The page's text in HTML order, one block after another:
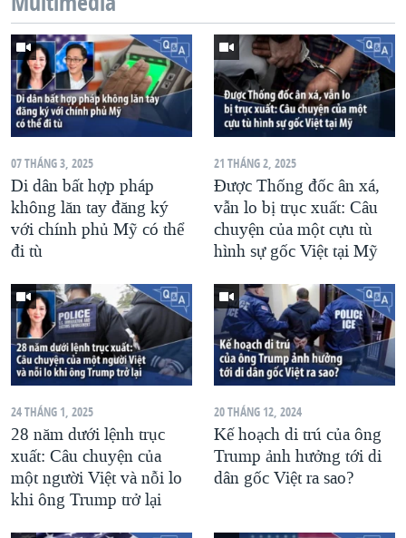
QUAN HỆ VIỆT MỸ
07 THÁNG 3, 2025
Di dân bất hợp pháp
không lăn tay đăng ký
với chính phủ Mỹ có thể
đi tù
21 THÁNG 2, 2025
Được Thống đốc ân xá,
vẫn lo bị trục xuất: Câu
chuyện của một cựu tù
hình sự gốc Việt tại Mỹ
24 THÁNG 1, 2025
28 năm dưới lệnh trục
xuất: Câu chuyện của
một người Việt và nỗi lo
khi ông Trump trở lại
20 THÁNG 12, 2024
Kế hoạch di trú của ông
Trump ảnh hưởng tới di
dân gốc Việt ra sao?